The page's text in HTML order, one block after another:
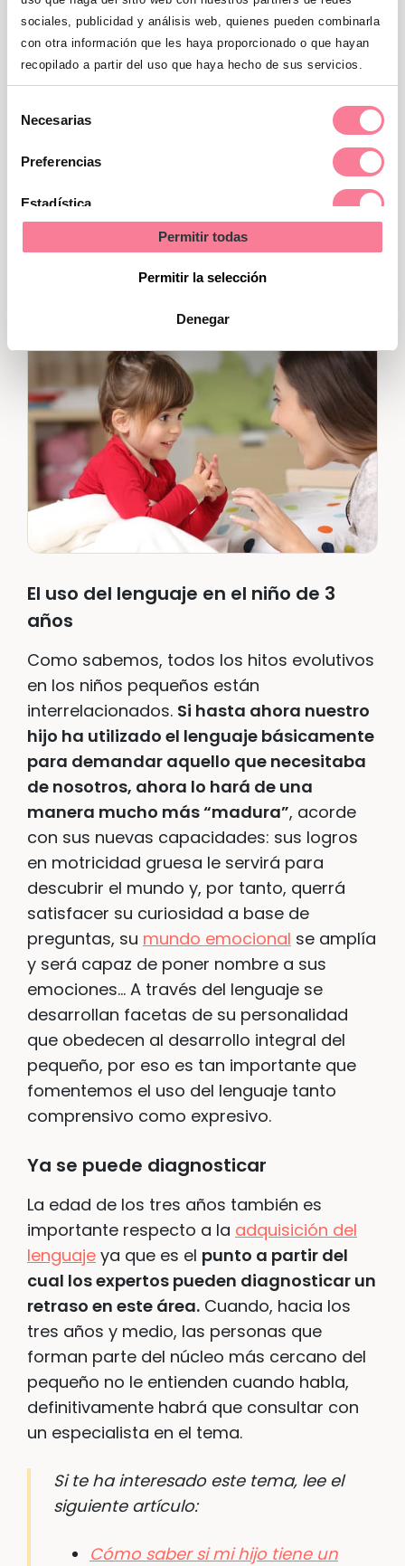
sociales, publicidad y análisis web, quienes pueden combinarla
con otra información que les haya proporcionado o que hayan
recopilado a partir del uso que haya hecho de sus servicios.
Necesarias
Preferencias
Estadística
Permitir todas
Permitir la selección
Denegar
escuchar muchas veces un vocablo
nuevo acabará adquiriéndolo.
vez menos comunes las sobre-
llamar a todos los elementos de una
misma categoría con el mismo
nombre(por ejemplo, utilizar perro
para referirse a todos los animales de
cuatro patas).
El uso del lenguaje en el niño de 3
años
Como sabemos, todos los hitos evolutivos
en los niños pequeños están
interrelacionados. Si hasta ahora nuestro
hijo ha utilizado el lenguaje básicamente
para demandar aquello que necesitaba
de nosotros, ahora lo hará de una
manera mucho más “madura”, acorde
con sus nuevas capacidades: sus logros
en motricidad gruesa le servirá para
descubrir el mundo y, por tanto, querrá
satisfacer su curiosidad a base de
preguntas, su mundo emocional se amplía
y será capaz de poner nombre a sus
emociones… A través del lenguaje se
desarrollan facetas de su personalidad
que obedecen al desarrollo integral del
pequeño, por eso es tan importante que
fomentemos el uso del lenguaje tanto
comprensivo como expresivo.
Ya se puede diagnosticar
La edad de los tres años también es
importante respecto a la adquisición del
lenguaje ya que es el punto a partir del
cual los expertos pueden diagnosticar un
retraso en este área. Cuando, hacia los
tres años y medio, las personas que
forman parte del núcleo más cercano del
pequeño no le entienden cuando habla,
definitivamente habrá que consultar con
un especialista en el tema.
Si te ha interesado este tema, lee el
siguiente artículo:
Cómo saber si mi hijo tiene un